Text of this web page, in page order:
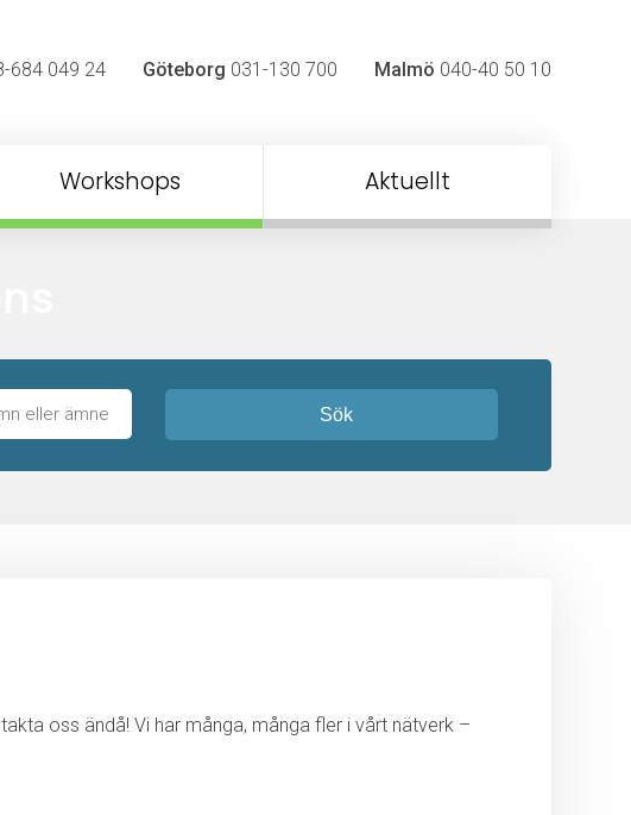
684 049 24 Göteborg 031-130 700 Malmö 040-40 50 10
Workshops Aktuellt
Sök
oss ändå! Vi har många, många fler i vårt nätverk –